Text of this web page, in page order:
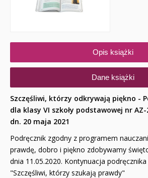
Opis książki
Dane książki
Szczęśliwi, którzy odkrywają piękno -
dla klasy VI szkoły podstawowej nr
dn. 20 maja 2021
Podręcznik zgodny z programem
prawdę, dobro i piękno zdobywamy
dnia 11.05.2020. Kontynuacja
"Szczęśliwi, którzy szukają prawdy"